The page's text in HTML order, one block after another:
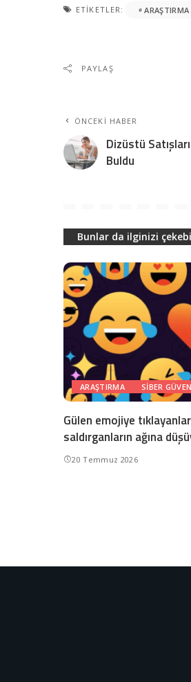
ETIKETLER: ARAŞTIRMA
PAYLAŞ
ÖNCEKI HABER
Dizüstü
Buldu
Bunlar da ilginizi
ARAŞTIRMA SIBER
Gülen emojiye
saldırganların ağına
20 Temmuz 2026